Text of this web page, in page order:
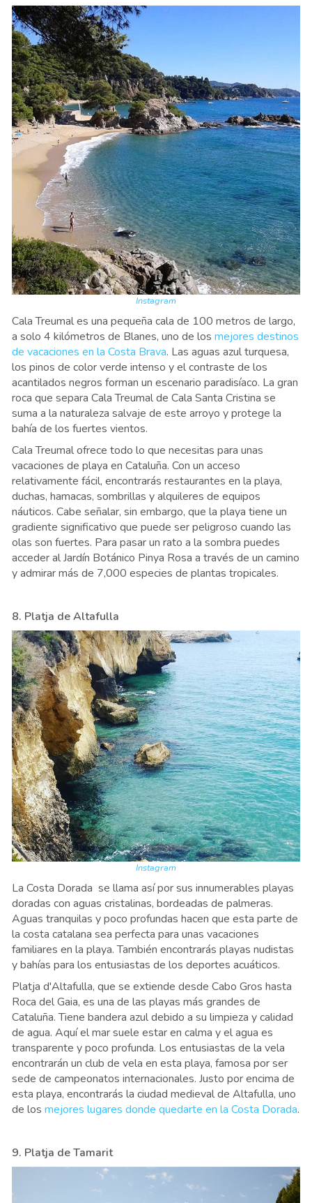
Instagram
Cala Treumal es una pequeña cala de 100 metros de largo,
a solo 4 kilómetros de Blanes, uno de los mejores destinos
de vacaciones en la Costa Brava. Las aguas azul turquesa,
los pinos de color verde intenso y el contraste de los
acantilados negros forman un escenario paradisíaco. La gran
roca que separa Cala Treumal de Cala Santa Cristina se
suma a la naturaleza salvaje de este arroyo y protege la
bahía de los fuertes vientos.
Cala Treumal ofrece todo lo que necesitas para unas
vacaciones de playa en Cataluña. Con un acceso
relativamente fácil, encontrarás restaurantes en la playa,
duchas, hamacas, sombrillas y alquileres de equipos
náuticos. Cabe señalar, sin embargo, que la playa tiene un
gradiente significativo que puede ser peligroso cuando las
olas son fuertes. Para pasar un rato a la sombra puedes
acceder al Jardín Botánico Pinya Rosa a través de un camino
y admirar más de 7,000 especies de plantas tropicales.
8. Platja de Altafulla
Instagram
La Costa Dorada se llama así por sus innumerables playas
doradas con aguas cristalinas, bordeadas de palmeras.
Aguas tranquilas y poco profundas hacen que esta parte de
la costa catalana sea perfecta para unas vacaciones
familiares en la playa. También encontrarás playas nudistas
y bahías para los entusiastas de los deportes acuáticos.
Platja d'Altafulla, que se extiende desde Cabo Gros hasta
Roca del Gaia, es una de las playas más grandes de
Cataluña. Tiene bandera azul debido a su limpieza y calidad
de agua. Aquí el mar suele estar en calma y el agua es
transparente y poco profunda. Los entusiastas de la vela
encontrarán un club de vela en esta playa, famosa por ser
sede de campeonatos internacionales. Justo por encima de
esta playa, encontrarás la ciudad medieval de Altafulla, uno
de los mejores lugares donde quedarte en la Costa Dorada.
9. Platja de Tamarit